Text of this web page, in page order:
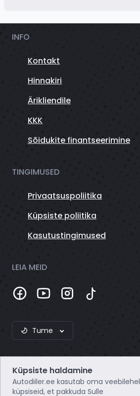
INFO
Kontakt
Hinnakiri
Ärikliendile
KKK
Sõidukite finantseerimine
TINGIMUSED
Privaatsuspoliitika
Küpsiste poliitika
Kasutustingimused
LEIA MEID
Tume
Küpsiste haldamine
Autodiiler.ee kasutab oma veebilehel
küpsiseid, et pakkuda Sulle